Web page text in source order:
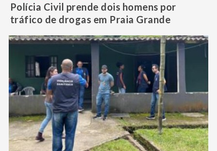
Polícia Civil prende dois homens por
tráfico de drogas em Praia Grande